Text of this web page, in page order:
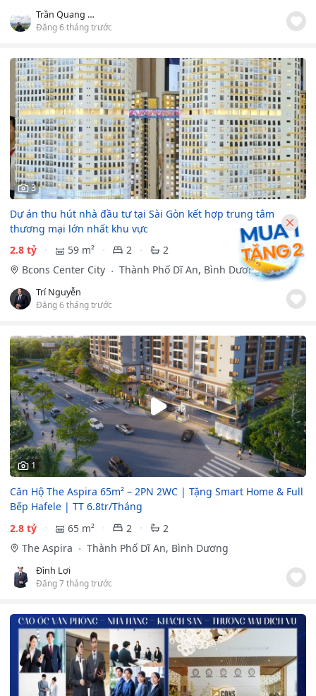
Trần Quang Bình
Đăng 6 tháng trước
3
Dự án thu hút nhà đầu tư tại Sài Gòn kết hợp trung tâm
thương mại lớn nhất khu vực
2.8 tỷ
59 m² 2
2
Bcons Center City
Thành Phố Dĩ An, Bình Dương
Trí Nguyễn
Đăng 6 tháng trước
1
Căn Hộ The Aspira 65m² – 2PN 2WC | Tặng Smart Home & Full
Bếp Hafele | TT 6.8tr/Tháng
2.8 tỷ
65 m² 2
2
The Aspira
Thành Phố Dĩ An, Bình Dương
Đình Lợi
Đăng 7 tháng trước